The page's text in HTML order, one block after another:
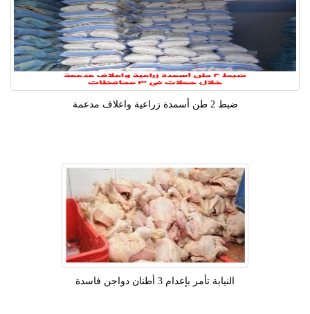
ضبط 2 طن أسمدة زراعية واعلاف مدعمة
النيابة تأمر بإعدام 3 أطنان دواجن فاسدة